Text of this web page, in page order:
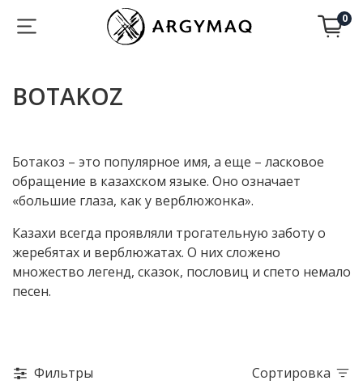
0
BOTAKOZ
Ботакоз – это популярное имя, а еще – ласковое
обращение в казахском языке. Оно означает
«большие глаза, как у верблюжонка».
Казахи всегда проявляли трогательную заботу о
жеребятах и верблюжатах. О них сложено
множество легенд, сказок, пословиц и спето немало
песен.
Фильтры Сортировка